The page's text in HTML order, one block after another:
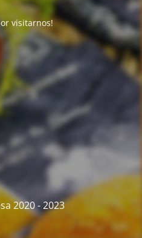
visitarnos!
2020 - 2023